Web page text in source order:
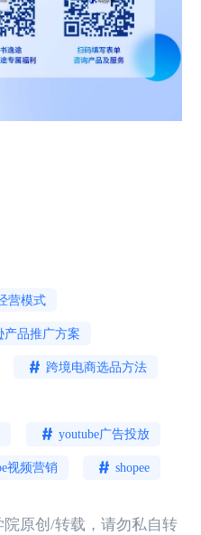
营模式
产品推广方案
跨境电商选品方法
youtube广告投放
视频营销 shopee
原创/转载，请勿私自转